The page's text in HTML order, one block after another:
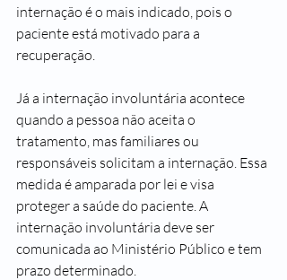
internação é o mais indicado, pois o
paciente está motivado para a
recuperação.
Já a internação involuntária acontece
quando a pessoa não aceita o
tratamento, mas familiares ou
responsáveis solicitam a internação. Essa
medida é amparada por lei e visa
proteger a saúde do paciente. A
internação involuntária deve ser
comunicada ao Ministério Público e tem
prazo determinado.